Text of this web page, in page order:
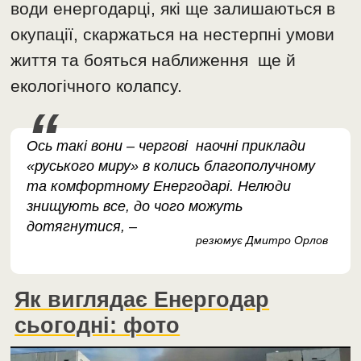
води енергодарці, які ще залишаються в
окупації, скаржаться на нестерпні умови
життя та бояться наближення ще й
екологічного колапсу.
Ось такі вони – чергові наочні приклади
«руського миру» в колись благополучному
та комфортному Енергодарі. Нелюди
знищують все, до чого можуть
дотягнутися, –
резюмує Дмитро Орлов
Як виглядає Енергодар
сьогодні: фото